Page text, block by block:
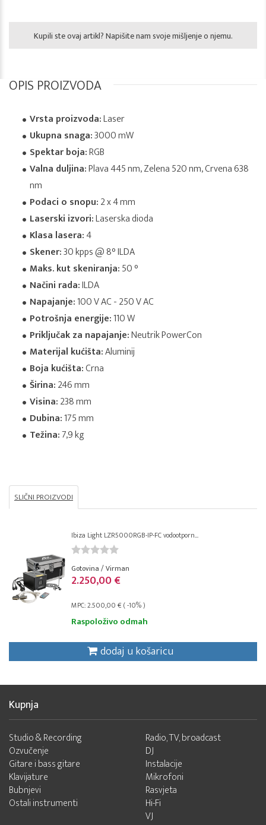
Kupili ste ovaj artikl? Napišite nam svoje mišljenje o njemu.
OPIS PROIZVODA
Vrsta proizvoda:Laser
Ukupna snaga:3000 mW
Spektar boja:RGB
Valna duljina:Plava 445 nm, Zelena 520 nm, Crvena 638
nm
Podaci o snopu:2 x 4 mm
Laserski izvori:Laserska dioda
Klasa lasera:4
Skener:30 kpps @ 8° ILDA
Maks. kut skeniranja:50 °
Načini rada:ILDA
Napajanje:100 V AC - 250 V AC
Potrošnja energije:110 W
Priključak za napajanje:Neutrik PowerCon
Materijal kućišta:Aluminij
Boja kućišta:Crna
Širina:246 mm
Visina:238 mm
Dubina:175 mm
Težina:7,9 kg
SLIČNI PROIZVODI
Ibiza Light LZR5000RGB-IP-FC vodootporn...
Gotovina / Virman
2.250,00 €
MPC: 2.500,00 € ( -10% )
Raspoloživo odmah
dodaj u košaricu
Kupnja
Studio & Recording
Ozvučenje
Gitare i bass gitare
Klavijature
Bubnjevi
Ostali instrumenti
Radio, TV, broadcast
DJ
Instalacije
Mikrofoni
Rasvjeta
Hi-Fi
VJ